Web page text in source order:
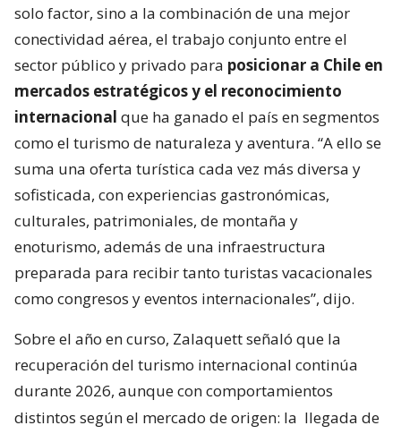
solo factor, sino a la combinación de una mejor
conectividad aérea, el trabajo conjunto entre el
sector público y privado para posicionar a Chile en
mercados estratégicos y el reconocimiento
internacional que ha ganado el país en segmentos
como el turismo de naturaleza y aventura. “A ello se
suma una oferta turística cada vez más diversa y
sofisticada, con experiencias gastronómicas,
culturales, patrimoniales, de montaña y
enoturismo, además de una infraestructura
preparada para recibir tanto turistas vacacionales
como congresos y eventos internacionales”, dijo.
Sobre el año en curso, Zalaquett señaló que la
recuperación del turismo internacional continúa
durante 2026, aunque con comportamientos
distintos según el mercado de origen: la llegada de